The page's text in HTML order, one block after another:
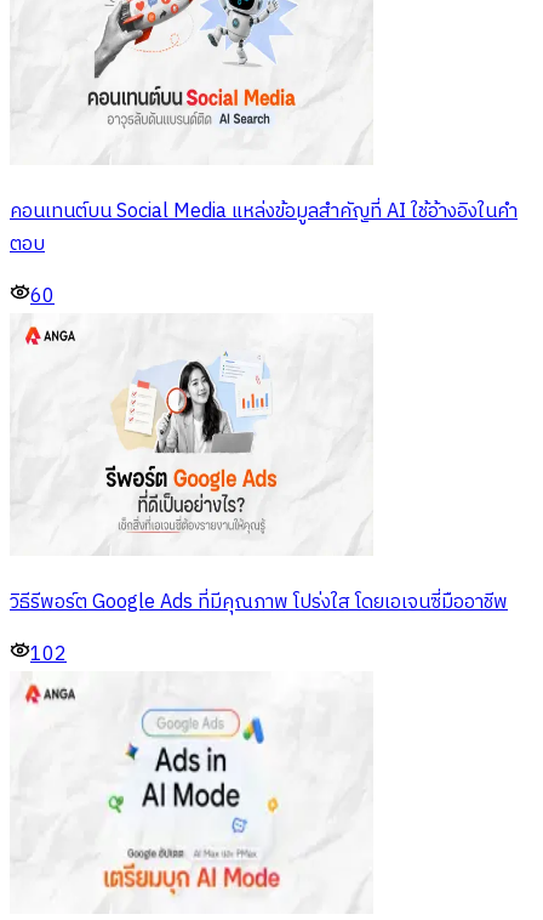
คอนเทนต์บน Social Media แหล่งข้อมูลสำคัญที่ AI ใช้อ้างอิงในคำ
ตอบ
60
วิธีรีพอร์ต Google Ads ที่มีคุณภาพ โปร่งใส โดยเอเจนซี่มืออาชีพ
102